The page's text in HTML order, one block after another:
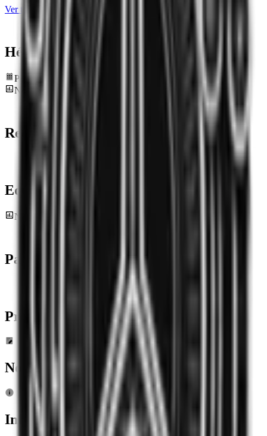
Ver todos los resultados
Héroes más jugados
Período de datos: últimos 12 meses
No hay estadísticas disponibles en este momento
Recientes
Equipo
No hay estadísticas disponibles en este momento
Pasados
Próximos Torneos
Noticias Relacionadas
Información